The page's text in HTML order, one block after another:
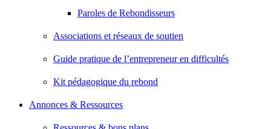
Paroles de Rebondisseurs
Associations et réseaux de soutien
Guide pratique de l’entrepreneur en difficultés
Kit pédagogique du rebond
Annonces & Ressources